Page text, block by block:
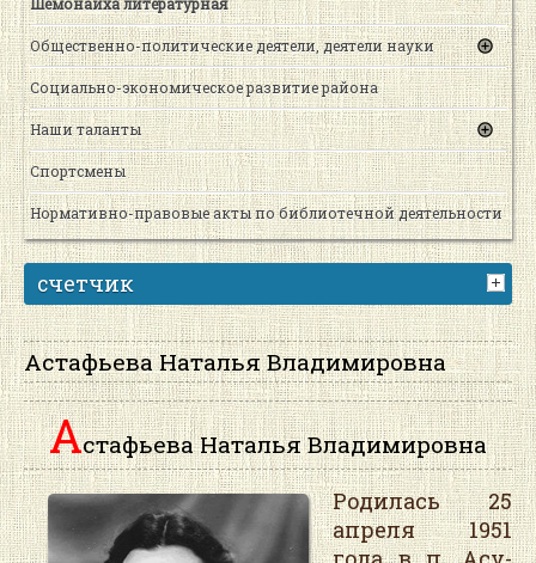
Шемонаиха литературная
Общественно-политические деятели, деятели науки
Социально-экономическое развитие района
Наши таланты
Спортсмены
Нормативно-правовые акты по библиотечной деятельности
счетчик
Астафьева Наталья Владимировна
Астафьева Наталья Владимировна
Родилась 25
апреля 1951